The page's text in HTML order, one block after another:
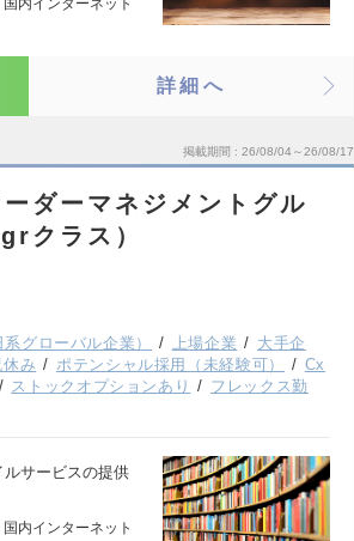
詳細へ
掲載期間 26/08/04～26/08/17
ダーマネジメントグル
クラス）
グローバル企業） 上場企業
大手企
み ポテンシャル採用（未経験可）
Cx
ストックオプションあり
フレックス勤
サービスの提供
内インターネット